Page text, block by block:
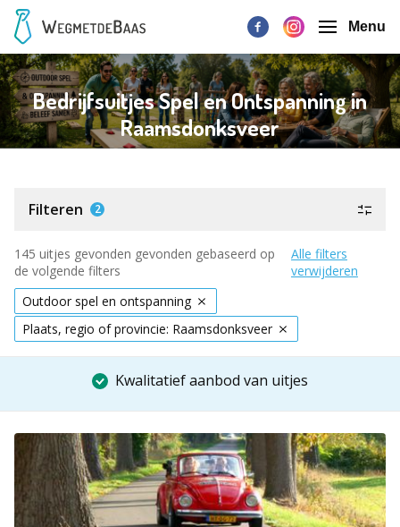
Menu
Bedrijfsuitjes Spel en Ontspanning in
Raamsdonksveer
Filteren 2
145 uitjes gevonden gevonden gebaseerd op
de volgende filters
Alle filters
verwijderen
Outdoor spel en ontspanning
Plaats, regio of provincie: Raamsdonksveer
Kwalitatief aanbod van uitjes